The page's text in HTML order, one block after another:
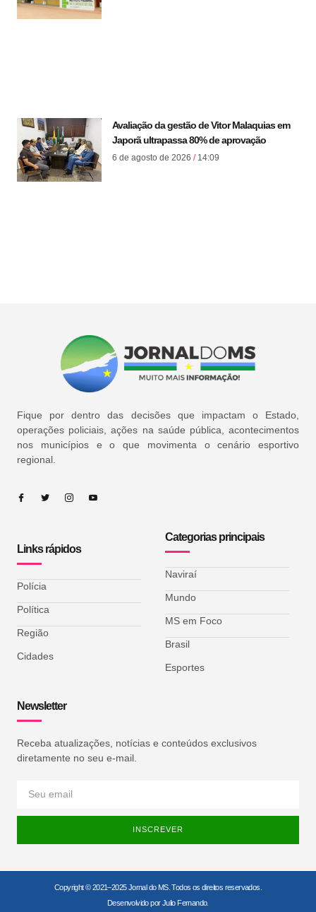
Avaliação da gestão de Vitor Malaquias em
Japorã ultrapassa 80% de aprovação
6 de agosto de 2026 14:09
Fique por dentro das decisões que impactam o Estado,
operações policiais, ações na saúde pública, acontecimentos
nos municípios e o que movimenta o cenário esportivo
regional.
Links rápidos
Polícia
Política
Região
Cidades
Categorias principais
Naviraí
Mundo
MS em Foco
Brasil
Esportes
Newsletter
Receba atualizações, notícias e conteúdos exclusivos
diretamente no seu e-mail.
INSCREVER
Copyright © 2021–2025 Jornal do MS. Todos os direitos reservados.
Desenvolvido por Julio Fernando.